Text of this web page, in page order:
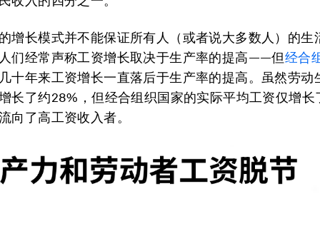
增长模式并不能保证所有人（或者说大多数人）的生
们经常声称工资增长取决于生产率的提高——但经合
十年来工资增长一直落后于生产率的提高。虽然劳动
长了约28%，但经合组织国家的实际平均工资仅增长
向了高工资收入者。